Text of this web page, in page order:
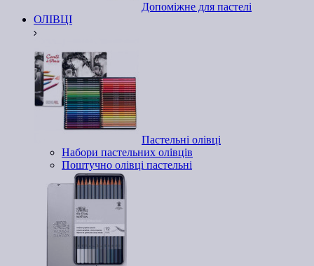
Допоміжне для пастелі
ОЛІВЦІ
Пастельні олівці
Набори пастельних олівців
Поштучно олівці пастельні